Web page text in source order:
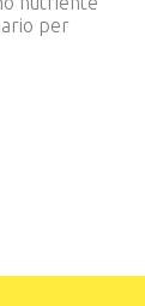
per